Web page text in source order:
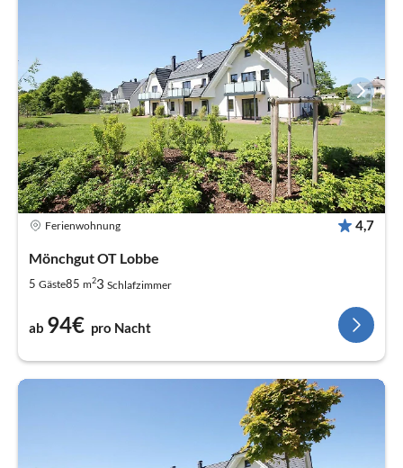
Ferienwohnung 4,7
Mönchgut OT Lobbe
5 Gäste85 m23 Schlafzimmer
ab 94€ pro Nacht